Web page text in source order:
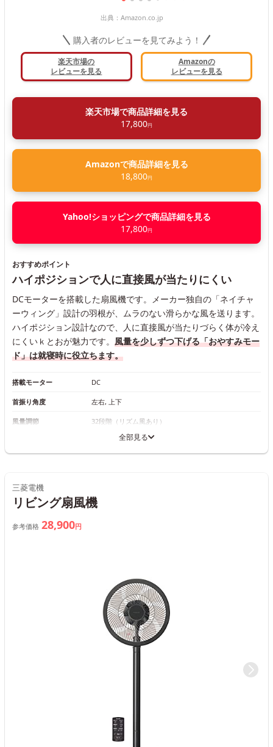
出典： Amazon.co.jp
購入者のレビューを見てみよう！
楽天市場の
レビューを見る
Amazonの
レビューを見る
楽天市場で商品詳細を見る
17,800円
Amazonで商品詳細を見る
18,800円
Yahoo!ショッピングで商品詳細を見る
17,800円
おすすめポイント
ハイポジションで人に直接風が当たりにくい
DCモーターを搭載した扇風機です。メーカー独自の「ネイチャ
ーウィング」設計の羽根が、ムラのない滑らかな風を送ります。
ハイポジション設計なので、人に直接風が当たりづらく体が冷え
にくいｋとおが魅力です。 風量を少しずつ下げる「おやすみモー
ド」は就寝時に役立ちます。
搭載モーター DC
首振り角度 左右, 上下
風量調節 32段階（リズム風あり）
全部見る
三菱電機
リビング扇風機
参考価格 28,900円